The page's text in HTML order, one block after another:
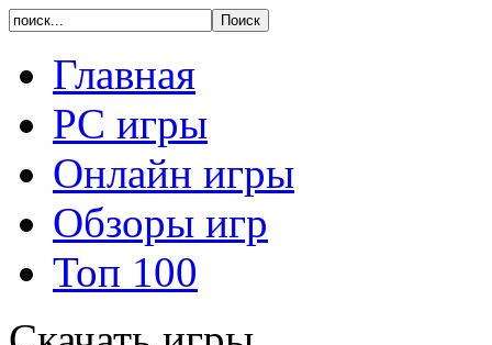
Главная
PC игры
Онлайн игры
Обзоры игр
Топ 100